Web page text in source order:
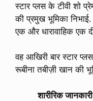
स्टार प्लस के टीवी शो
की प्रमुख भूमिका
एक और धारावाहिक एक
वह आखिरी बार स्टार
रूबीना तबीज़ी खान की
शारीरिक